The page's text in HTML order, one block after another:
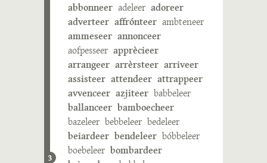
3
abbonneer adeleer adoreer
adverteer affrónteer ambteneer
ammeseer annonceer
aofpesseer apprècieer
arrangeer arrèrsteer arriveer
assisteer attendeer attrappeer
avvenceer azjiteer babbeleer
ballanceer bamboecheer
bazeleer bebbeleer bedeleer
beiardeer bendeleer bóbbeleer
boebeleer bombardeer